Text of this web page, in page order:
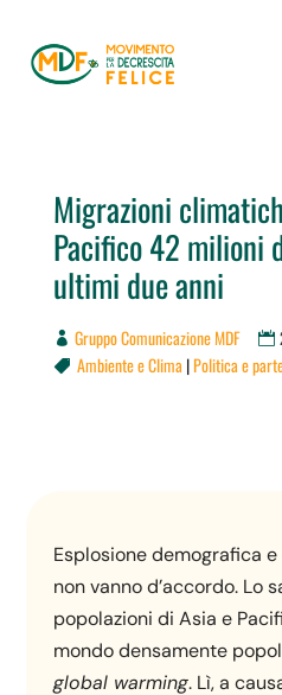
Migrazioni
Pacifico 42 milioni
ultimi due anni
Gruppo Comunicazione MDF
 Ambiente e Clima |Politica e
Esplosione demografica
non vanno d’accordo. Lo
popolazioni di Asia e
mondo densamente
global warming. Lì, a